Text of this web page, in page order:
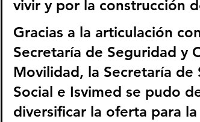
vivir y por la construcción
Gracias a la articulación
Secretaría de Seguridad y
Movilidad, la Secretaría de
Social e Isvimed se pudo
diversificar la oferta para